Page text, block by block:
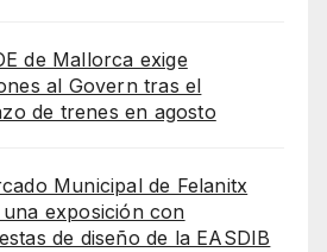
de Mallorca exige
al Govern tras el
de trenes en agosto
Municipal de Felanitx
exposición con
de diseño de la EASDIB